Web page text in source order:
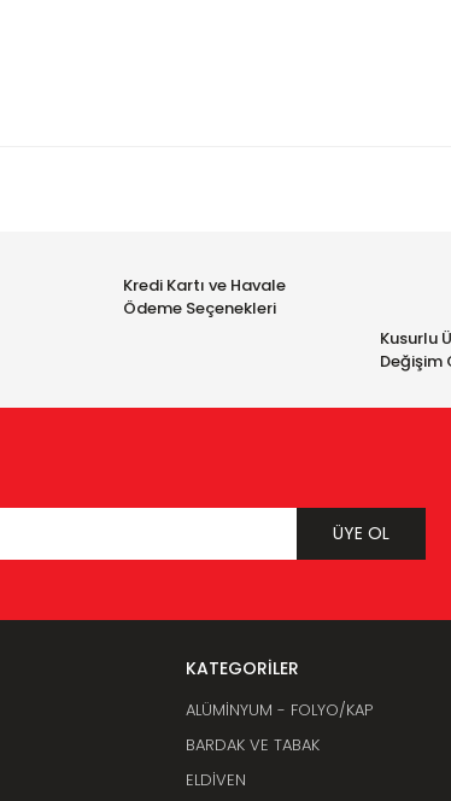
Kredi Kartı ve Havale
Ödeme Seçenekleri
Kusurlu
Değişim
ÜYE OL
KATEGORİLER
ALÜMİNYUM - FOLYO/KAP
BARDAK VE TABAK
ELDİVEN